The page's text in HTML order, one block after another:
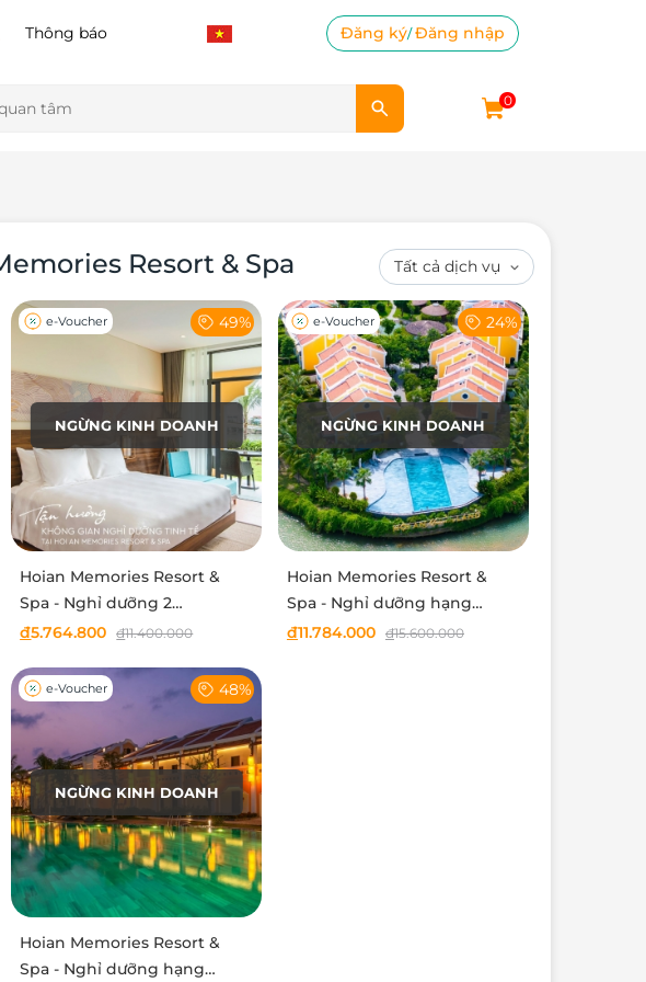
Thông báo Đăng ký/Đăng nhập
0
Resort & Spa
NGỪNG KINH DOANH
e-Voucher 49%
Hoian Memories Resort &
Spa - Nghỉ dưỡng 2
bedrooms villa
đ5.764.800 đ11.400.000
NGỪNG KINH DOANH
e-Voucher 24%
Hoian Memories Resort &
Spa - Nghỉ dưỡng hạng
phòng Memories villa
đ11.784.000 đ15.600.000
NGỪNG KINH DOANH
e-Voucher 48%
Hoian Memories Resort &
Spa - Nghỉ dưỡng hạng